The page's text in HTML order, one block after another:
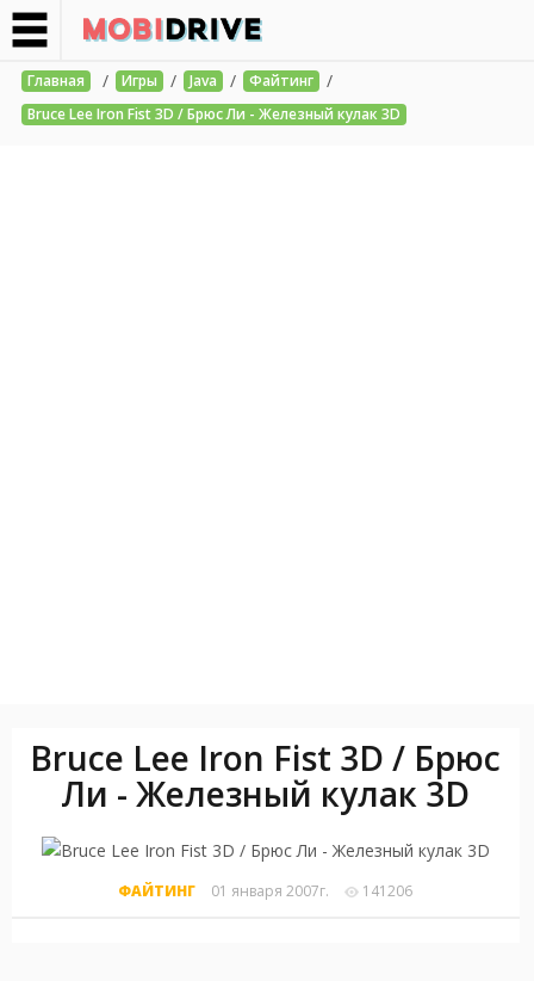
Главная / Игры / Java / Файтинг /
Bruce Lee Iron Fist 3D / Брюс Ли - Железный кулак 3D
Bruce Lee Iron Fist 3D / Брюс
Ли - Железный кулак 3D
ФАЙТИНГ 01 января 2007г. 141206